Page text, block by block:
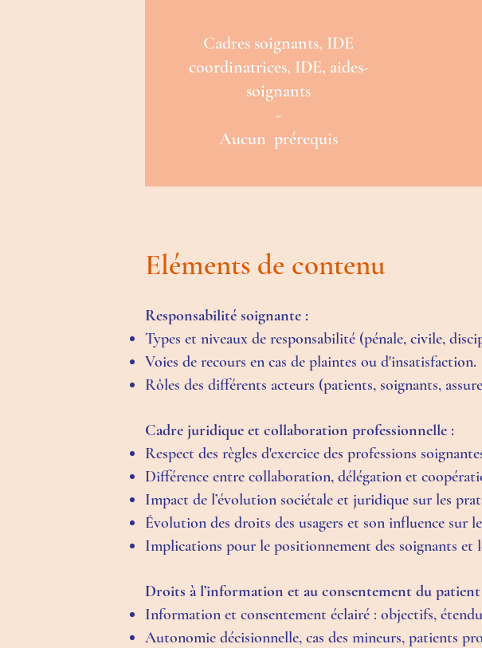
Cadres soignants, IDE
coordinatrices, IDE, aides-
soignants
-
Aucun prérequis
Eléments de contenu
Responsabilité soignante :
Types et niveaux de responsabilité (pénale, civile,
Voies de recours en cas de plaintes ou d'insatisfaction.
Rôles des différents acteurs (patients, soignants,
Cadre juridique et collaboration professionnelle :
Respect des règles d'exercice des professions
Différence entre collaboration, délégation et
Impact de l’évolution sociétale et juridique sur les
Évolution des droits des usagers et son influence sur
Implications pour le positionnement des soignants et
Droits à l’information et au consentement du
Information et consentement éclairé : objectifs,
Autonomie décisionnelle, cas des mineurs, patients